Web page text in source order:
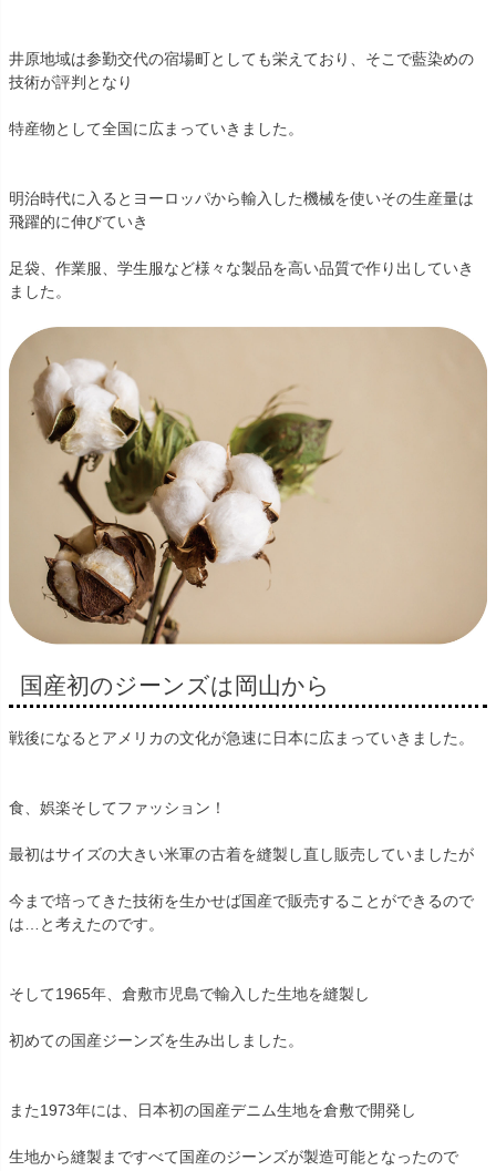
井原地域は参勤交代の宿場町としても栄えており、そこで藍染めの
技術が評判となり
特産物として全国に広まっていきました。
明治時代に入るとヨーロッパから輸入した機械を使いその生産量は
飛躍的に伸びていき
足袋、作業服、学生服など様々な製品を高い品質で作り出していき
ました。
国産初のジーンズは岡山から
戦後になるとアメリカの文化が急速に日本に広まっていきました。
食、娯楽そしてファッション！
最初はサイズの大きい米軍の古着を縫製し直し販売していましたが
今まで培ってきた技術を生かせば国産で販売することができるので
は…と考えたのです。
そして1965年、倉敷市児島で輸入した生地を縫製し
初めての国産ジーンズを生み出しました。
また1973年には、日本初の国産デニム生地を倉敷で開発し
生地から縫製まですべて国産のジーンズが製造可能となったので